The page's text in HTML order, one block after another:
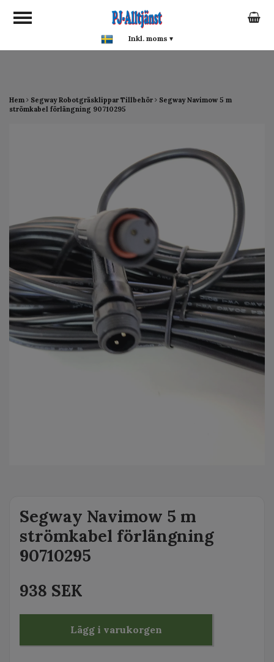
google-site-verification:
google0142a1f5f0015a93.html
Hem Segway Robotgräsklippar Tillbehör
Segway Navimow 5 m
strömkabel förlängning 90710295
Segway Navimow 5 m
strömkabel förlängning
90710295
938 SEK
Lägg i varukorgen
Inkl. moms ▾